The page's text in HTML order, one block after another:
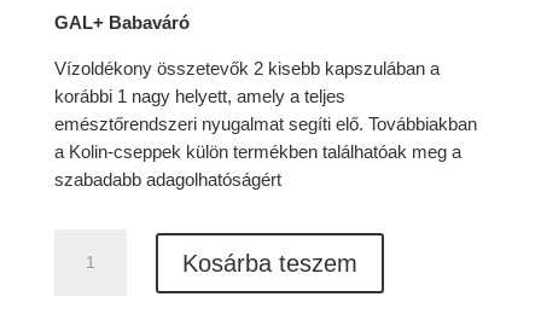
GAL+ Babaváró
Vízoldékony összetevők 2 kisebb kapszulában a
korábbi 1 nagy helyett, amely a teljes
emésztőrendszeri nyugalmat segíti elő. Továbbiakban
a Kolin-cseppek külön termékben találhatóak meg a
szabadabb adagolhatóságért
Babaváró
Kosárba teszem